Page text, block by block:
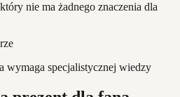
nie ma żadnego znaczenia dla
wymaga specjalistycznej wiedzy